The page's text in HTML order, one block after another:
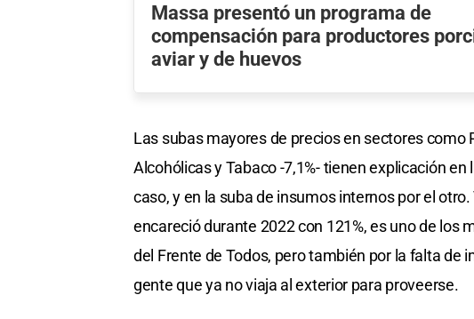
Massa presentó un programa de
compensación para productores
aviar y de huevos
Las subas mayores de precios en sectores como
Alcohólicas y Tabaco -7,1%- tienen explicación
caso, y en la suba de insumos internos por el
encareció durante 2022 con 121%, es uno de los
del Frente de Todos, pero también por la falta de
gente que ya no viaja al exterior para proveerse.